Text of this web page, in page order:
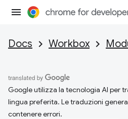
Docs Workbox
Google utilizza la tecnologia AI per
lingua preferita. Le traduzioni
contenere errori.